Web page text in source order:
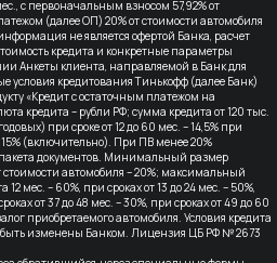
с первоначальным взносом 57,92% от
(далее ОП) 20% от стоимости автомобиля
не является офертой Банка, расчет
кредита и конкретные параметры
Анкеты клиента, направляемой в Банк для
условия кредитования Тинькофф (далее Банк)
«Кредит с остаточным платежом на
кредита – рубли РФ; сумма кредита от 120 тыс.
при сроке от 12 до 60 мес. – 14,5% при
(включительно). При ПВ менее 20%
документов. Минимальный размер
стоимости автомобиля – 20%; максимальный
мес. – 60%, при сроках от 13 до 24 мес. – 50%,
от 37 до 48 мес. – 30%, при сроках от 49 до 60
приобретаемого автомобиля. Условия кредита
быть изменены Банком. Лицензия ЦБ РФ № 2673